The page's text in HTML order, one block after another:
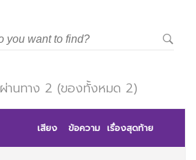
านทาง 2 (ของทั้งหมด 2)
เสียง ข้อความ เรื่องสุดท้าย